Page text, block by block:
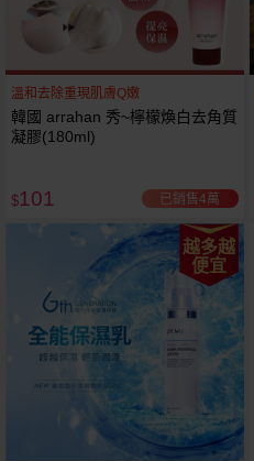
溫和去除重現肌膚Q嫩
韓國 arrahan 秀~檸檬煥白去角質
凝膠(180ml)
$101 已銷售4萬
越多越
便宜